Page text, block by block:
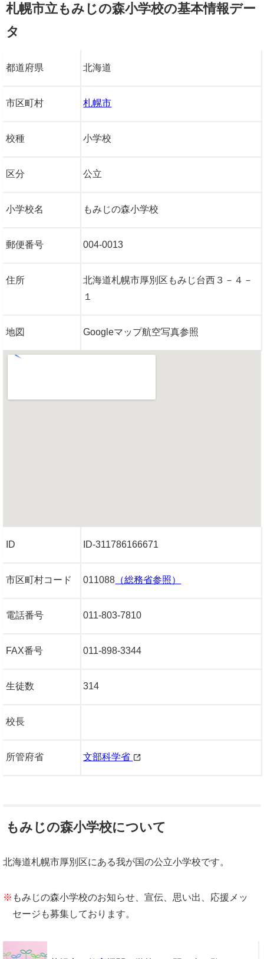
札幌市立もみじの森小学校の基本情報デー
タ
都道府県 北海道
市区町村 札幌市
校種 小学校
区分 公立
小学校名 もみじの森小学校
郵便番号 004-0013
住所
北海道札幌市厚別区もみじ台西３－４－
１
地図 Googleマップ航空写真参照
ID ID-311786166671
市区町村コード 011088 （総務省参照）
電話番号 011-803-7810
FAX番号 011-898-3344
生徒数 314
校長
所管府省 文部科学省
もみじの森小学校について
北海道札幌市厚別区にある我が国の公立小学校です。
※ もみじの森小学校のお知らせ、宣伝、思い出、応援メッ
セージも募集しております。